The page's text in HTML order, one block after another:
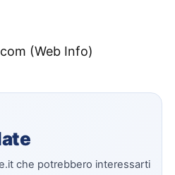
(Web Info)
che potrebbero interessarti